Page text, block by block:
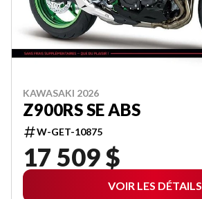
KAWASAKI 2026
Z900RS SE ABS
W-GET-10875
17 509 $
VOIR LES DÉTAILS